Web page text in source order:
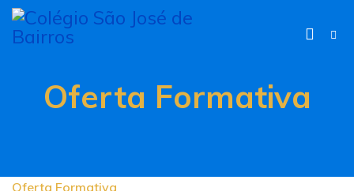
Oferta Formativa
Oferta Formativa